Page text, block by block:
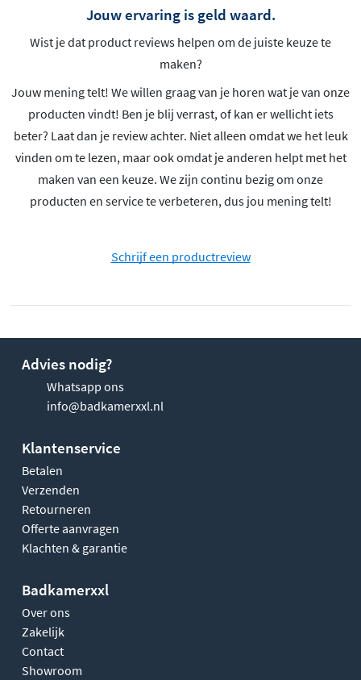
Jouw ervaring is geld waard.
Wist je dat product reviews helpen om de juiste keuze te
maken?
Jouw mening telt! We willen graag van je horen wat je van onze
producten vindt! Ben je blij verrast, of kan er wellicht iets
beter? Laat dan je review achter. Niet alleen omdat we het leuk
vinden om te lezen, maar ook omdat je anderen helpt met het
maken van een keuze. We zijn continu bezig om onze
producten en service te verbeteren, dus jou mening telt!
Schrijf een productreview
Advies nodig?
Whatsapp ons
info@badkamerxxl.nl
Klantenservice
Betalen
Verzenden
Retourneren
Offerte aanvragen
Klachten & garantie
Badkamerxxl
Over ons
Zakelijk
Contact
Showroom